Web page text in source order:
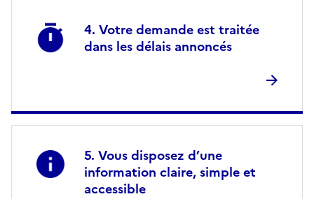
Votre demande est traitée
dans les délais annoncés
Vous disposez d’une
information claire, simple et
accessible